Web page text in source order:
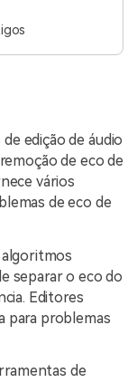
edição de áudio
de eco de
vários
de eco de
separar o eco do
Editores
para problemas
de